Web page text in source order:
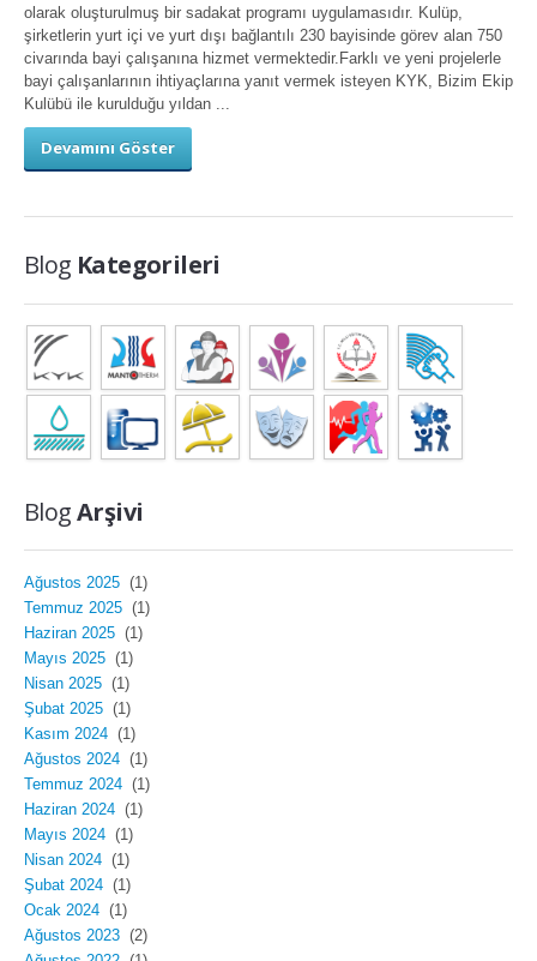
olarak oluşturulmuş bir sadakat programı uygulamasıdır. Kulüp,
şirketlerin yurt içi ve yurt dışı bağlantılı 230 bayisinde görev alan 750
civarında bayi çalışanına hizmet vermektedir.Farklı ve yeni projelerle
bayi çalışanlarının ihtiyaçlarına yanıt vermek isteyen KYK, Bizim Ekip
Kulübü ile kurulduğu yıldan ...
Devamını Göster
Blog Kategorileri
BlogArşivi
Ağustos 2025 (1)
Temmuz 2025 (1)
Haziran 2025 (1)
Mayıs 2025 (1)
Nisan 2025 (1)
Şubat 2025 (1)
Kasım 2024 (1)
Ağustos 2024 (1)
Temmuz 2024 (1)
Haziran 2024 (1)
Mayıs 2024 (1)
Nisan 2024 (1)
Şubat 2024 (1)
Ocak 2024 (1)
Ağustos 2023 (2)